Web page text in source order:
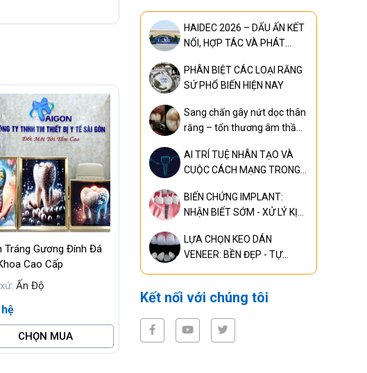
Tráng Gương Đính Đá
Cao Cấp
Ấn Độ
CHỌN MUA
HAIDEC 2026 – DẤU ẤN KẾT
NỐI, HỢP TÁC VÀ PHÁT
PHÂN BIỆT CÁC LOẠI RĂNG
SỨ PHỔ BIẾN HIỆN NAY
Sang chấn gây nứt dọc thân
răng – tổn thương âm thầm
nếu phát hiện quá muộn
AI TRÍ TUỆ NHÂN TẠO VÀ
CUỘC CÁCH MẠNG TRONG
RĂNG MIỆNG TOÀN DIỆN
BIẾN CHỨNG IMPLANT:
NHẬN BIẾT SỚM - XỬ LÝ KỊP
QUẢ
LỰA CHỌN KEO DÁN
VENEER: BỀN ĐẸP - TỰ
Kết nối với chúng tôi